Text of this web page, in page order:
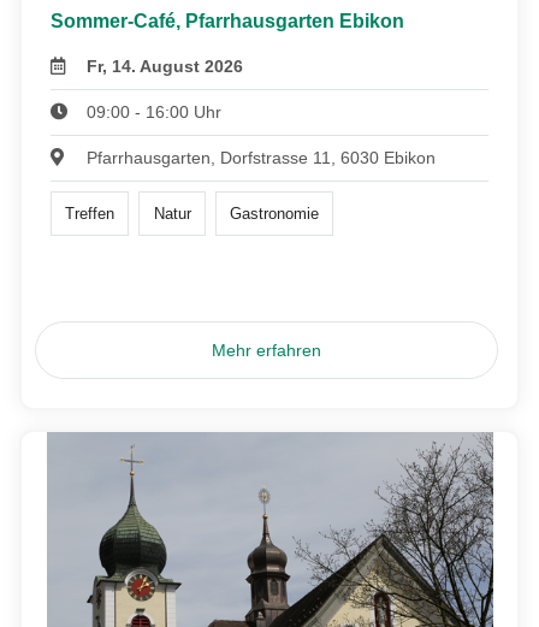
Sommer-Café, Pfarrhausgarten Ebikon
Fr, 14. August 2026
09:00 - 16:00 Uhr
Pfarrhausgarten, Dorfstrasse 11, 6030 Ebikon
Treffen Natur Gastronomie
Mehr erfahren